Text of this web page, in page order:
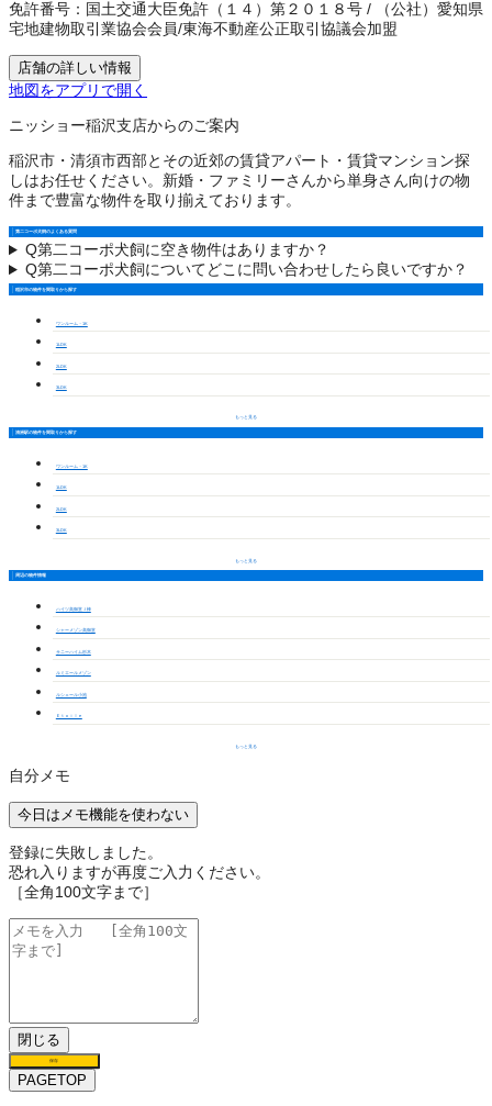
免許番号： 国土交通大臣免許（１４）第２０１８号 /
（公社）愛知県
宅地建物取引業協会会員/東海不動産公正取引協議会加盟
店舗の詳しい情報
地図をアプリで開く
ニッショー稲沢支店からのご案内
稲沢市・清須市西部とその近郊の賃貸アパート・賃貸マンション探
しはお任せください。新婚・ファミリーさんから単身さん向けの物
件まで豊富な物件を取り揃えております。
第二コーポ犬飼のよくある質問
Q第二コーポ犬飼に空き物件はありますか？
Q第二コーポ犬飼についてどこに問い合わせしたら良いですか？
稲沢市の物件を間取りから探す
ワンルーム・1K
1LDK
2LDK
3LDK
もっと見る
清洲駅の物件を間取りから探す
ワンルーム・1K
1LDK
2LDK
3LDK
もっと見る
周辺の物件情報
ハイツ高御堂Ｊ棟
シャーメゾン高御堂
サニーハイム杉木
ルミエールメゾン
ルシェール小池
Ｅｔｏｉｌｅ
もっと見る
自分メモ
今日はメモ機能を使わない
登録に失敗しました。
恐れ入りますが再度ご入力ください。
［全角100文字まで］
閉じる
保存
PAGETOP